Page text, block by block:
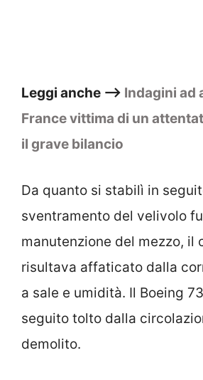
Leggi anche –> Indagini ad
France vittima di un
il grave bilancio
Da quanto si stabilì in
sventramento del velivolo
manutenzione del mezzo, il
risultava affaticato dalla
a sale e umidità. Il Boeing
seguito tolto dalla
demolito.